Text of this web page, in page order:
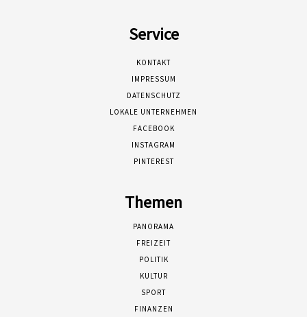
Service
KONTAKT
IMPRESSUM
DATENSCHUTZ
LOKALE UNTERNEHMEN
FACEBOOK
INSTAGRAM
PINTEREST
Themen
PANORAMA
FREIZEIT
POLITIK
KULTUR
SPORT
FINANZEN